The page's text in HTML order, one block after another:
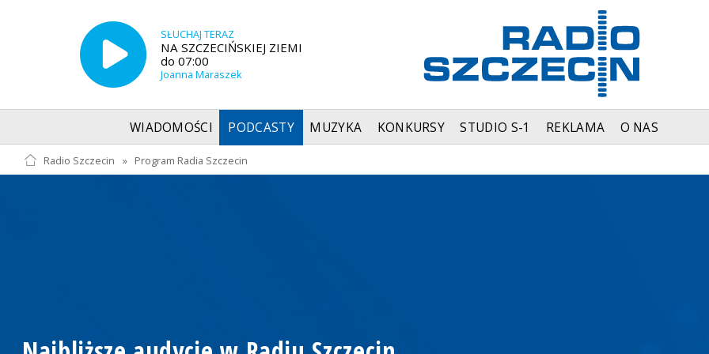
SŁUCHAJ TERAZ
NA SZCZECIŃSKIEJ ZIEMI
do 07:00
Joanna Maraszek
WIADOMOŚCI PODCASTY MUZYKA KONKURSY STUDIO S-1 REKLAMA O NAS
Radio Szczecin » Program Radia Szczecin